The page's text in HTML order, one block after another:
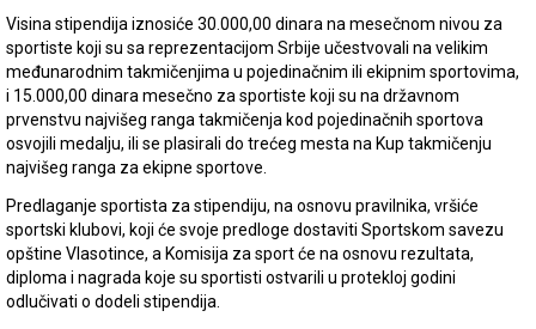
Visina stipendija iznosiće 30.000,00 dinara na mesečnom nivou za
sportiste koji su sa reprezentacijom Srbije učestvovali na velikim
međunarodnim takmičenjima u pojedinačnim ili ekipnim sportovima,
i 15.000,00 dinara mesečno za sportiste koji su na državnom
prvenstvu najvišeg ranga takmičenja kod pojedinačnih sportova
osvojili medalju, ili se plasirali do trećeg mesta na Kup takmičenju
najvišeg ranga za ekipne sportove.
Predlaganje sportista za stipendiju, na osnovu pravilnika, vršiće
sportski klubovi, koji će svoje predloge dostaviti Sportskom savezu
opštine Vlasotince, a Komisija za sport će na osnovu rezultata,
diploma i nagrada koje su sportisti ostvarili u protekloj godini
odlučivati o dodeli stipendija.